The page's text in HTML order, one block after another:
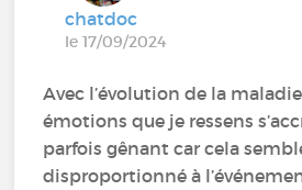
chatdoc
le 17/09/2024
Avec l’évolution de la
émotions que je ressens
parfois gênant car cela
disproportionné à